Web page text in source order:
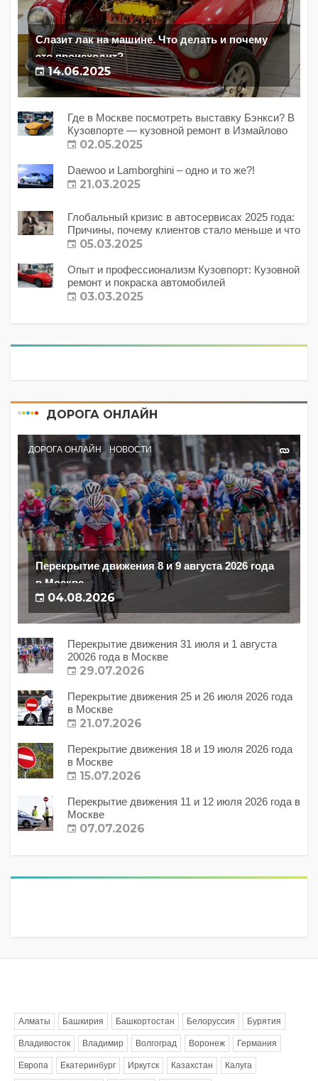
Слазит лак на машине. Что делать и почему
это происходит?
14.06.2025
Где в Москве посмотреть выставку Бэнкси? В
Кузовпорте — кузовной ремонт в Измайлово
02.05.2025
Daewoo и Lamborghini – одно и то же?!
21.03.2025
Глобальный кризис в автосервисах 2025 года:
Причины, почему клиентов стало меньше и что
с этим делать?
05.03.2025
Опыт и профессионализм Кузовпорт: Кузовной
ремонт и покраска автомобилей
03.03.2025
ДОРОГА ОНЛАЙН
ДОРОГА ОНЛАЙН НОВОСТИ
Перекрытие движения 8 и 9 августа 2026 года
в Москве
04.08.2026
Перекрытие движения 31 июля и 1 августа
20026 года в Москве
29.07.2026
Перекрытие движения 25 и 26 июля 2026 года
в Москве
21.07.2026
Перекрытие движения 18 и 19 июля 2026 года
в Москве
15.07.2026
Перекрытие движения 11 и 12 июля 2026 года в
Москве
07.07.2026
Алматы Башкирия Башкортостан Белоруссия Бурятия
Владивосток Владимир Волгоград Воронеж Германия
Европа Екатеринбург Иркутск Казахстан Калуга